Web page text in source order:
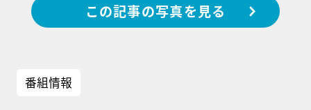
この記事の写真を見る
番組情報